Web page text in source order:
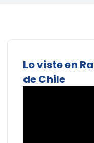
Lo viste en
de Chile